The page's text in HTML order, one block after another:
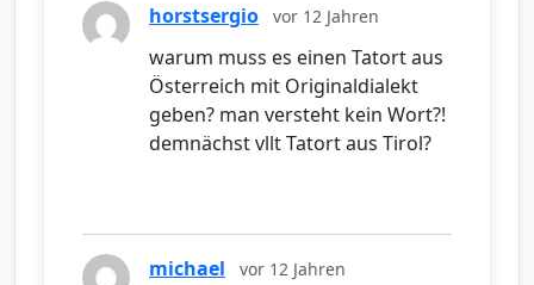
horstsergio vor 12 Jahren
warum muss es einen Tatort aus
Österreich mit Originaldialekt
geben? man versteht kein Wort?!
demnächst vllt Tatort aus Tirol?
michael vor 12 Jahren